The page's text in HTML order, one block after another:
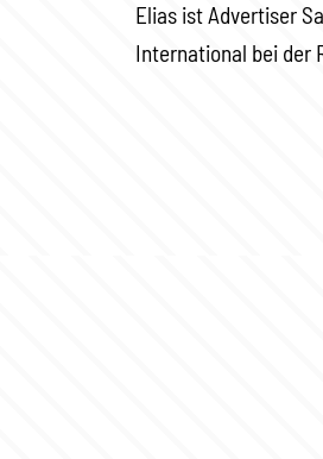
Elias ist Advertiser
International bei der